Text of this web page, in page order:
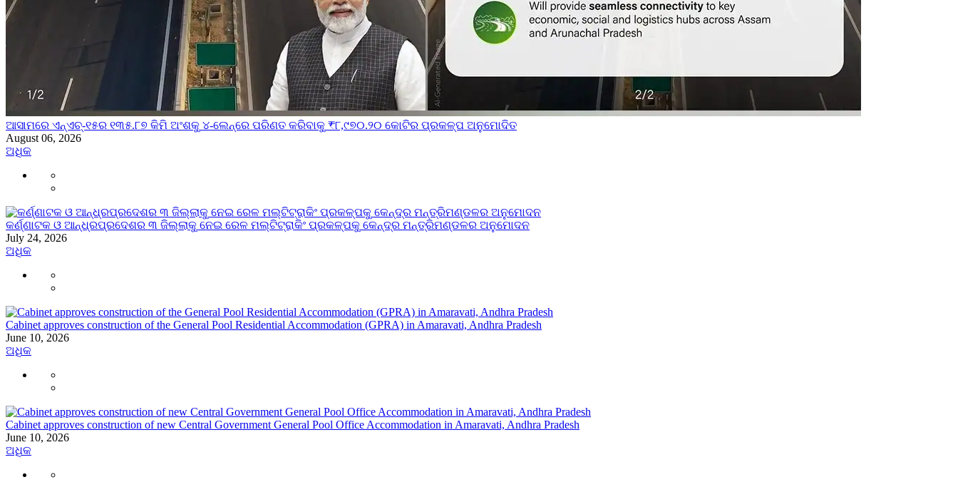
ଆସାମରେ ଏନ୍ଏଚ୍-୧୫ର ୧୩୫.୮୭ କିମି ଅଂଶକୁ ୪-ଲେନ୍‌ରେ ପରିଣତ କରିବାକୁ ₹୮,୯୭୦.୨୦ କୋଟିର ପ୍ରକଳ୍ପ ଅନୁମୋଦିତ
August 06, 2026
ଅଧିକ
କର୍ଣ୍ଣାଟକ ଓ ଆନ୍ଧ୍ରପ୍ରଦେଶର ୩ ଜିଲ୍ଲାକୁ ନେଇ ରେଳ ମଲ୍ଟିଟ୍ରାକିଂ ପ୍ରକଳ୍ପକୁ କେନ୍ଦ୍ର ମନ୍ତ୍ରିମଣ୍ଡଳର ଅନୁମୋଦନ
July 24, 2026
ଅଧିକ
Cabinet approves construction of the General Pool Residential Accommodation (GPRA) in Amaravati, Andhra Pradesh
June 10, 2026
ଅଧିକ
Cabinet approves construction of new Central Government General Pool Office Accommodation in Amaravati, Andhra Pradesh
June 10, 2026
ଅଧିକ